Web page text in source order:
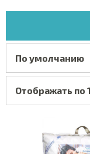
По умолчанию
Отображать по